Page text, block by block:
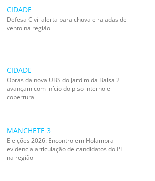
CIDADE
Defesa Civil alerta para chuva e rajadas de
vento na região
CIDADE
Obras da nova UBS do Jardim da Balsa 2
avançam com início do piso interno e
cobertura
MANCHETE 3
Eleições 2026: Encontro em Holambra
evidencia articulação de candidatos do PL
na região